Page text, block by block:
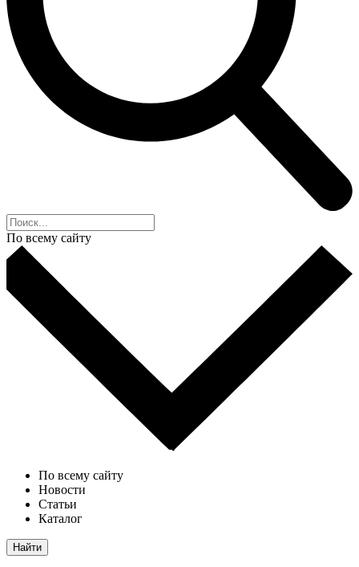
По всему сайту
По всему сайту
Новости
Статьи
Каталог
Найти